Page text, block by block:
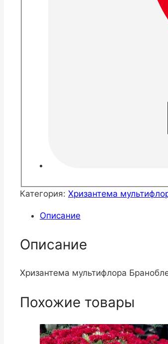
Категория: Хризантема
Описание
Описание
Хризантема мультифлора
Похожие товары